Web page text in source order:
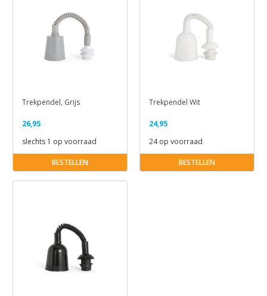
Trekpendel, Grijs
26,95
slechts 1 op voorraad
BESTELLEN
Trekpendel Wit
24,95
24 op voorraad
BESTELLEN